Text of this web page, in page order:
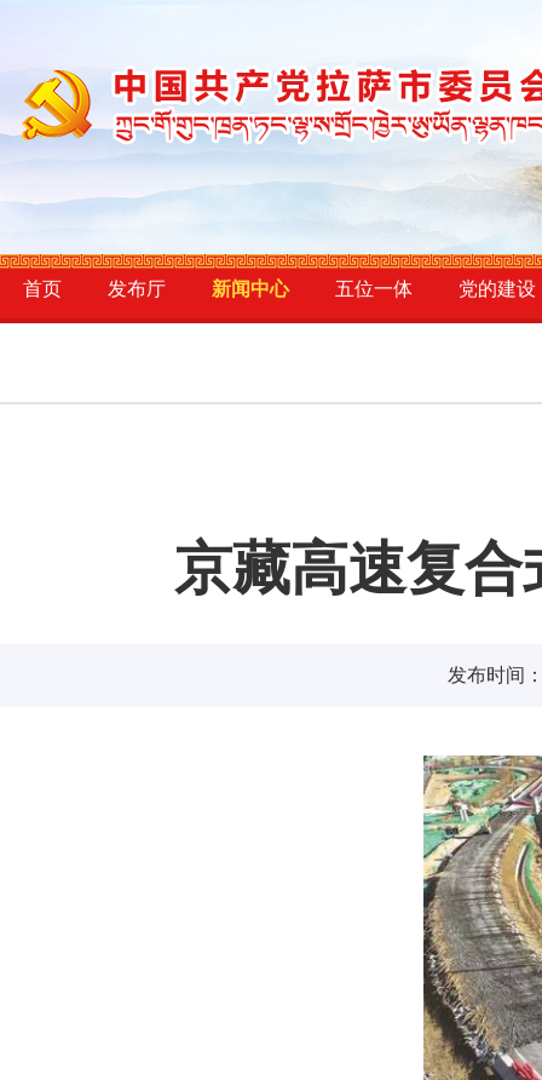
首页 发布厅 新闻中心 五位一体 党的建设
京藏高速复
发布时间